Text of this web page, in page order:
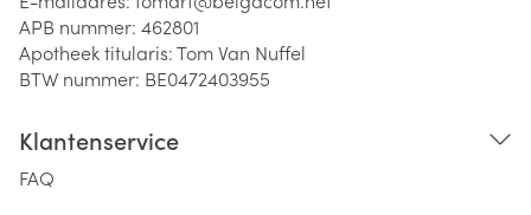
APB nummer: 462801
Apotheek titularis:Tom Van Nuffel
BTW nummer: BE0472403955
Klantenservice
FAQ